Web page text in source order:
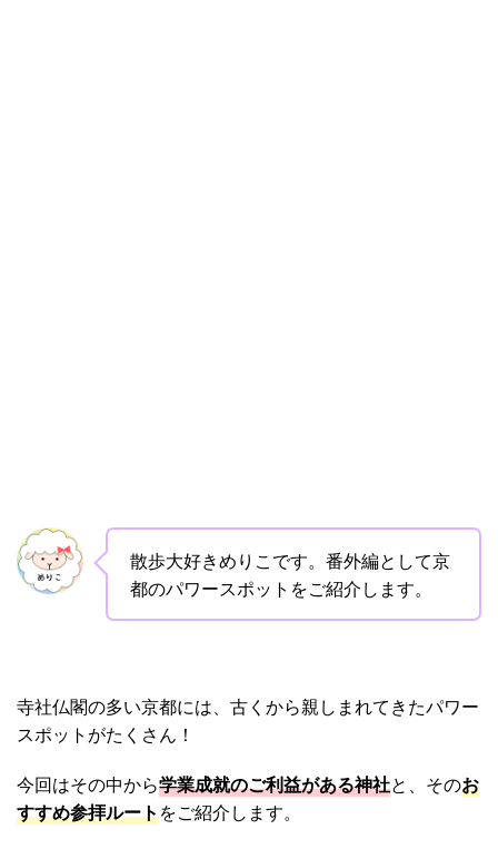
散歩大好きめりこです。番外編として京
都のパワースポットをご紹介します。
寺社仏閣の多い京都には、古くから親しまれてきたパワー
スポットがたくさん！
今回はその中から学業成就のご利益がある神社と、そのお
すすめ参拝ルートをご紹介します。